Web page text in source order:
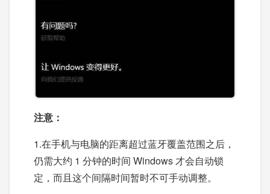
注意：
1.在手机与电脑的距离超过蓝牙覆盖范围之后，
仍需大约 1 分钟的时间 Windows 才会自动锁
定，而且这个间隔时间暂时不可手动调整。